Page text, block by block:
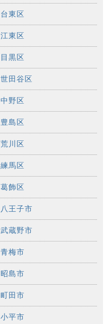
台東区
江東区
目黒区
世田谷区
中野区
豊島区
荒川区
練馬区
葛飾区
八王子市
武蔵野市
青梅市
昭島市
町田市
小平市